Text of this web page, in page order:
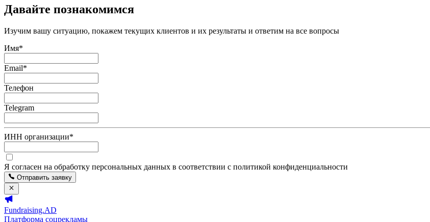
Давайте познакомимся
Изучим вашу ситуацию, покажем текущих клиентов и их результаты и ответим на все вопросы
Имя*
Email*
Телефон
Telegram
ИНН организации*
Я согласен на обработку персональных данных в соответствии с политикой конфиденциальности
Отправить заявку
Fundraising.AD
Платформа соцрекламы